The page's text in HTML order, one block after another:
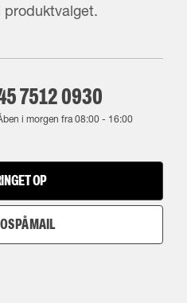
produktvalget.
7512 0930
i morgen fra08:00 - 16:00
OP
PÅ MAIL